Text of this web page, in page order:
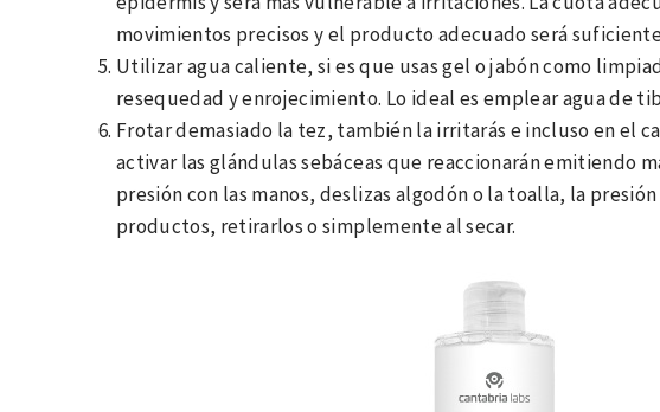
movimientos precisos y el producto adecuado será
Utilizar agua caliente, si es que usas gel o jabón como
resequedad y enrojecimiento. Lo ideal es emplear agua de
Frotar demasiado la tez, también la irritarás e incluso en el
activar las glándulas sebáceas que reaccionarán emitiendo
presión con las manos, deslizas algodón o la toalla, la
productos, retirarlos o simplemente al secar.